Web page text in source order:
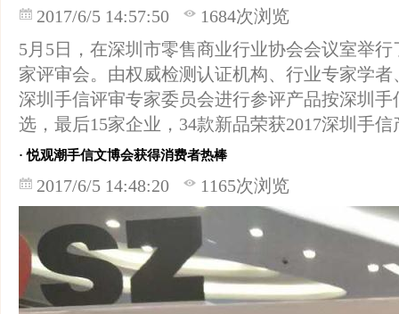
2017/6/5 14:57:50
1684次浏览
5月5日，在深圳市零售商业行业协会会议室举
家评审会。由权威检测认证机构、行业专家学
深圳手信评审专家委员会进行参评产品按深圳
选，最后15家企业，34款新品荣获2017深圳手
· 悦观潮手信文博会获得消费者热棒
2017/6/5 14:48:20 1165次浏览